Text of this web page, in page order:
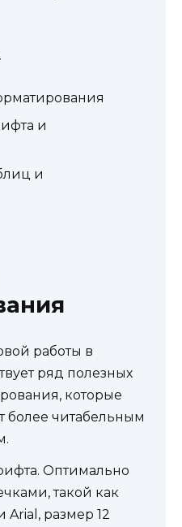
и
и
работы в
ряд полезных
которые
более читабельным
Оптимально
такой как
Arial, размер 12